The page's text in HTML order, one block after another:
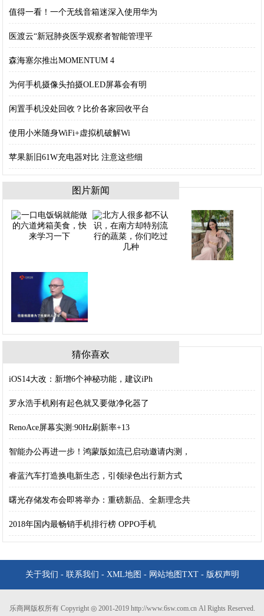
值得一看！一个无线音箱迷深入使用华为
医渡云“新冠肺炎医学观察者智能管理平
森海塞尔推出MOMENTUM 4
为何手机摄像头拍摄OLED屏幕会有明
闲置手机没处回收？比价各家回收平台
使用小米随身WiFi+虚拟机破解Wi
苹果新旧61W充电器对比 注意这些细
图片新闻
猜你喜欢
iOS14大改：新增6个神秘功能，建议iPh
罗永浩手机刚有起色就又要做净化器了
RenoAce屏幕实测:90Hz刷新率+13
智能办公再进一步！鸿蒙版如流已启动邀请内测，
睿蓝汽车打造换电新生态，引领绿色出行新方式
曙光存储发布会即将举办：重磅新品、全新理念共
2018年国内最畅销手机排行榜 OPPO手机
关于我们 - 联系我们 - XML地图 - 网站地图 TXT- 版权声明
乐商网版权所有 Copyright ◎ 2001-2019 http://www.6sw.com.cn Al Rights Reserved.